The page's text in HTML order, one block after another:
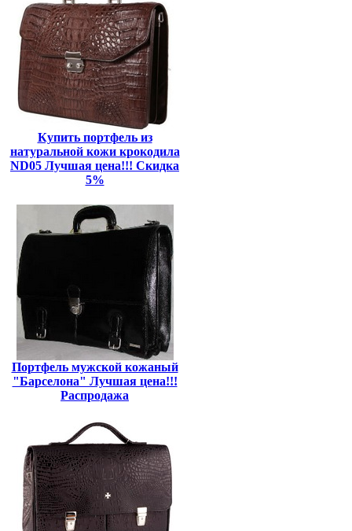
Купить портфель из
натуральной кожи крокодила
ND05 Лучшая цена!!! Скидка
5%
Портфель мужской кожаный
"Барселона" Лучшая цена!!!
Распродажа